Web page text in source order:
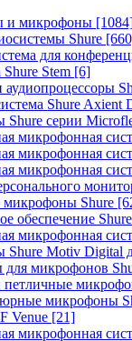
и микрофоны
Shure
для
Stem [6]
Shure Axient
серии
микрофонная
микрофонная
микрофонная
Shure
обеспечение Shure
микрофонная
Motiv Digital
для микрофонов
петличные
микрофоны
Venue [21]
микрофонная